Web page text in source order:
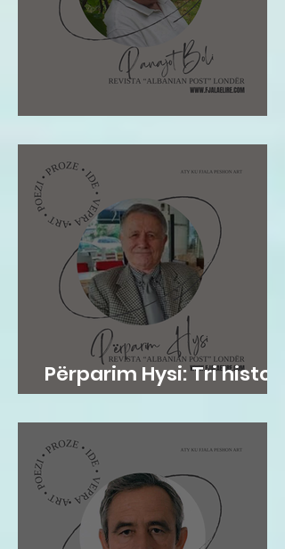
Pano Boli: STOLI I POETIT
Përparim Hysi: Tri histori
me lopë